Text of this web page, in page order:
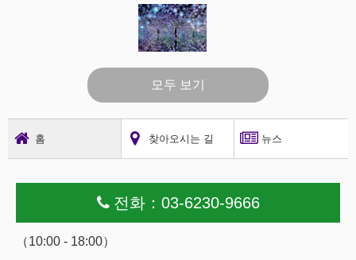
모두 보기
홈 찾아오시는 길 뉴스
전화：03-6230-9666
（10:00 - 18:00）